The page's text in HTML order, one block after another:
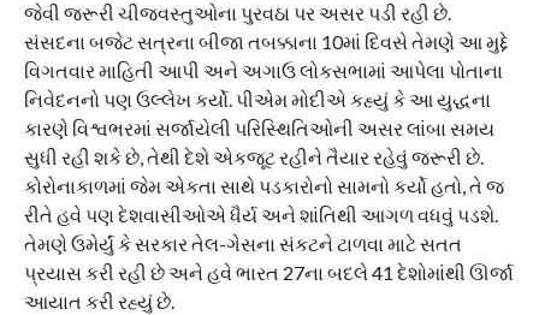
જેવી જરૂરી ચીજવસ્તુઓના પુરવઠા પર અસર પડી રહી છે.
સંસદના બજેટ સત્રના બીજા તબક્કાના 10માં દિવસે તેમણે આ મુદ્દે
વિગતવાર માહિતી આપી અને અગાઉ લોકસભામાં આપેલા પોતાના
નિવેદનનો પણ ઉલ્લેખ કર્યો. પીએમ મોદીએ કહ્યું કે આ યુદ્ધના
કારણે વિશ્વભરમાં સર્જાયેલી પરિસ્થિતિઓની અસર લાંબા સમય
સુધી રહી શકે છે, તેથી દેશે એકજૂટ રહીને તૈયાર રહેવું જરૂરી છે.
કોરોનાકાળમાં જેમ એકતા સાથે પડકારોનો સામનો કર્યો હતો, તે જ
રીતે હવે પણ દેશવાસીઓએ ધૈર્ય અને શાંતિથી આગળ વધવું પડશે.
તેમણે ઉમેર્યું કે સરકાર તેલ-ગેસના સંકટને ટાળવા માટે સતત
પ્રયાસ કરી રહી છે અને હવે ભારત 27ના બદલે 41 દેશોમાંથી ઊર્જા
આયાત કરી રહ્યું છે.